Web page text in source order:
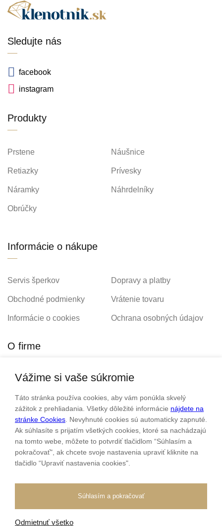
Sledujte nás
facebook
instagram
Produkty
Prstene Náušnice
Retiazky Prívesky
Náramky Náhrdelníky
Obrúčky
Informácie o nákupe
Servis šperkov Dopravy a platby
Obchodné podmienky Vrátenie tovaru
Informácie o cookies Ochrana osobných údajov
O firme
Personalizovaný šperk O nás
Kontakt
Sme rodinná firma a zameriavame sa na predaj hodiniek a
šperkov od roku 1994.
Pozrite sa na naše ďaľšie web stránky.
Vážime si vaše súkromie
Táto stránka používa cookies, aby vám ponúkla skvelý
zážitok z prehliadania. Všetky dôležité informácie nájdete na
stránke Cookies . Nevyhnuté cookies sú automaticky zapnuté.
Ak súhlasíte s prijatím všetkých cookies, ktoré sa nachádzajú
na tomto webe, môžete to potvrdiť tlačidlom “Súhlasím a
pokračovať", ak chcete svoje nastavenia upraviť kliknite na
tlačidlo “Upraviť nastavenia cookies".
Súhlasím a pokračovať
Odmietnuť všetko